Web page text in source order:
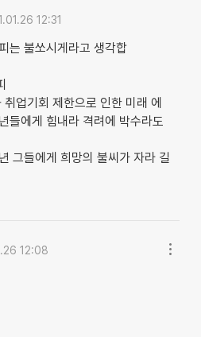
12:31
는 불쏘시게라고 생각합
업기회 제한으로 인한 미래 에
들에게 힘내라 격려에 박수라도
그들에게 희망의 불씨가 자라 길
12:08